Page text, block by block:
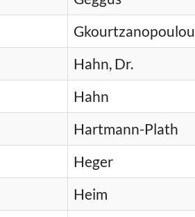
Gkourtzanopoulou
Hahn, Dr.
Hahn
Hartmann-Plath
Heger
Heim